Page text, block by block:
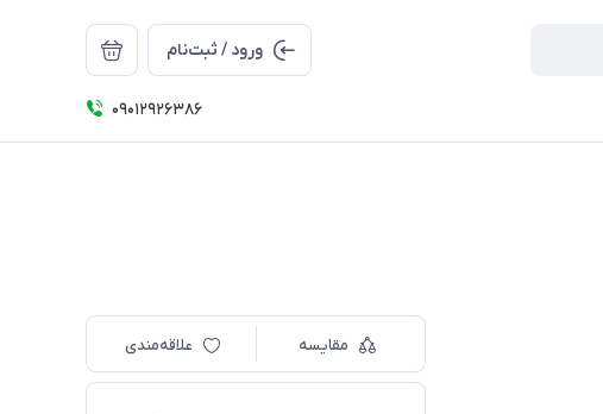
ورود / ثبت‌نام
09012926386
مقایسه علاقه‌مندی